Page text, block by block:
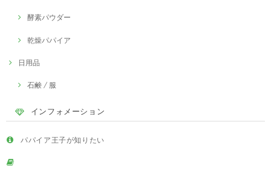
酵素パウダー
乾燥パパイア
日用品
石鹸 / 服
インフォメーション
パパイア王子が知りたい